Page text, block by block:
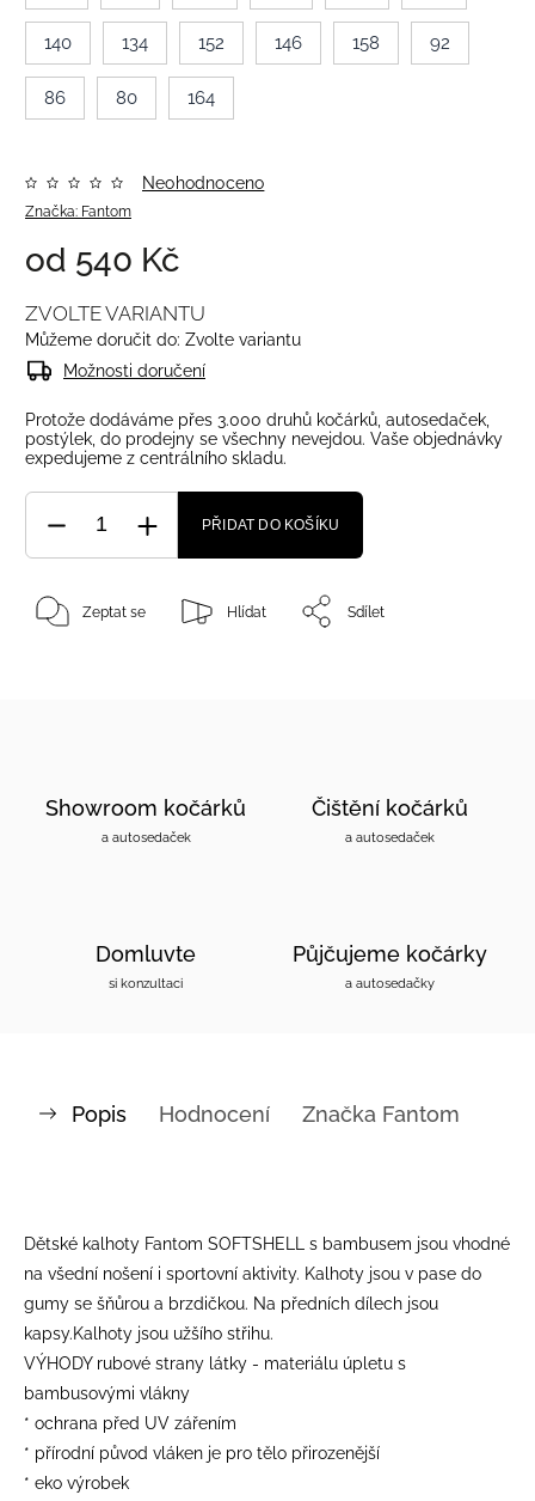
140 134 152 146 158 92
86 80 164
Značka: Fantom
Neohodnoceno
od 540 Kč
ZVOLTE VARIANTU
Můžeme doručit do: Zvolte variantu
Možnosti doručení
Protože dodáváme přes 3.000 druhů kočárků, autosedaček,
postýlek, do prodejny se všechny nevejdou. Vaše objednávky
expedujeme z centrálního skladu.
PŘIDAT DO KOŠÍKU
Zeptat se Hlídat Sdílet
Showroom kočárků
a autosedaček
Čištění kočárků
a autosedaček
Domluvte
si konzultaci
Půjčujeme kočárky
a autosedačky
Popis Hodnocení Značka Fantom
Dětské kalhoty Fantom SOFTSHELL s bambusem jsou vhodné
na všední nošení i sportovní aktivity. Kalhoty jsou v pase do
gumy se šňůrou a brzdičkou. Na předních dílech jsou
kapsy.Kalhoty jsou užšího střihu.
VÝHODY rubové strany látky - materiálu úpletu s
bambusovými vlákny
* ochrana před UV zářením
* přírodní původ vláken je pro tělo přirozenější
* eko výrobek